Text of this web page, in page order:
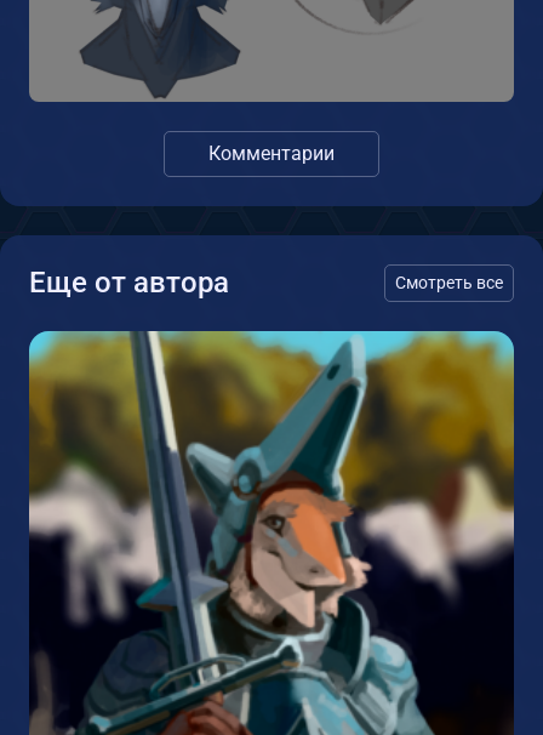
Комментарии
Еще от автора Смотреть все